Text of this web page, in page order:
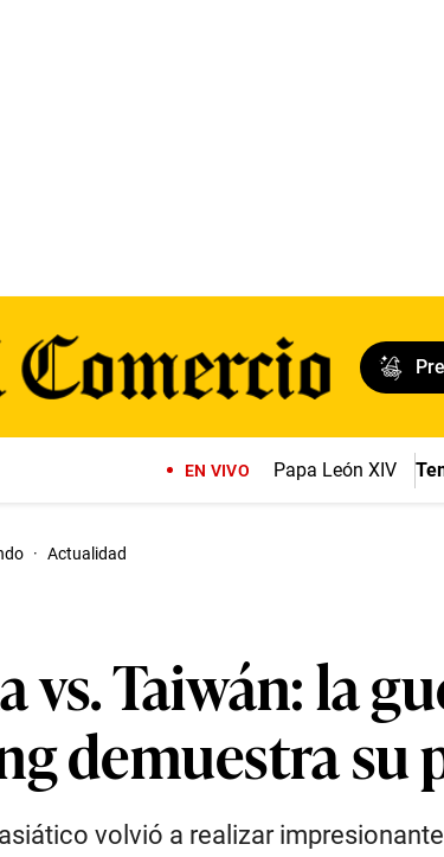
EN VIVO Papa León XIV
· Actualidad
vs. Taiwán: la
demuestra
volvió a realizar